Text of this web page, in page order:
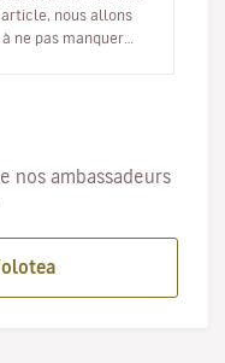
nous allons
ne pas manquer
nos ambassadeurs